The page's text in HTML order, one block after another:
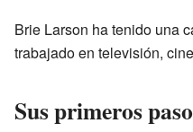
Brie Larson ha tenido una
trabajado en televisión,
Sus primeros